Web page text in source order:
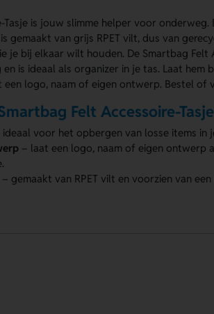
Tasje is jouw slimme helper voor onderweg.
gemaakt van grijs RPET vilt, dus van
je bij elkaar wilt houden. De Smartbag Felt
is ideaal als organizer in je tas. Laat hem
logo, naam of eigen ontwerp. Bestel of
Felt Accessoire-Tasje
ideaal voor het opbergen van losse items in
– laat een logo, naam of eigen ontwerp
– gemaakt van RPET vilt en voorzien van